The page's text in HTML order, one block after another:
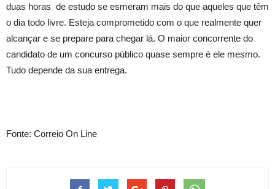
duas horas de estudo se esmeram mais do que aqueles que têm
o dia todo livre. Esteja comprometido com o que realmente quer
alcançar e se prepare para chegar lá. O maior concorrente do
candidato de um concurso público quase sempre é ele mesmo.
Tudo depende da sua entrega.
Fonte: Correio On Line